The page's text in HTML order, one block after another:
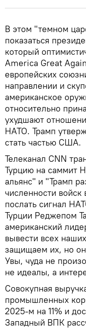
В этом "темном
показаться
который
America Great
европейских
направлении и
американское
относительно
ухудшают
НАТО. Трамп
стать частью США.
Телеканал CNN
Турцию на саммит
альянс" и "Трамп
численности войск
послать сигнал
Турции Реджепом
американский
вывести всех
защищаем их, но
Увы, чуда не
не идеалы, а
Совокупная
промышленных
2025-м на 11% и
Западный ВПК